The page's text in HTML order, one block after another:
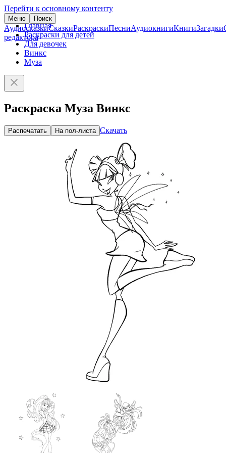
Перейти к основному контенту
Меню Поиск
АудиосказкиСказкиРаскраскиПесниАудиокнигиКнигиЗагадки
редактора
Главная
Раскраски для детей
Для девочек
Винкс
Муза
Раскраска Муза Винкс
Распечатать На пол-листа Скачать